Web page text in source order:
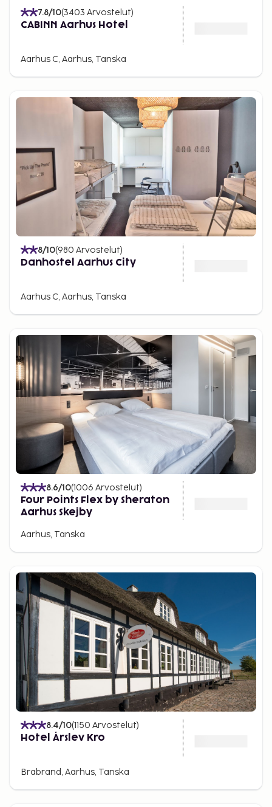
7.8/10(3403 Arvostelut)
CABINN Aarhus Hotel
Aarhus C, Aarhus, Tanska
8/10(980 Arvostelut)
Danhostel Aarhus City
Aarhus C, Aarhus, Tanska
8.6/10(1006 Arvostelut)
Four Points Flex by Sheraton
Aarhus Skejby
Aarhus, Tanska
8.4/10(1150 Arvostelut)
Hotel Årslev Kro
Brabrand, Aarhus, Tanska